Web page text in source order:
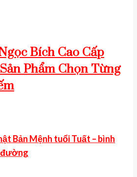
Bích Cao Cấp
Phẩm Chọn Từng
Bản Mệnh tuổi Tuất – bình
đường